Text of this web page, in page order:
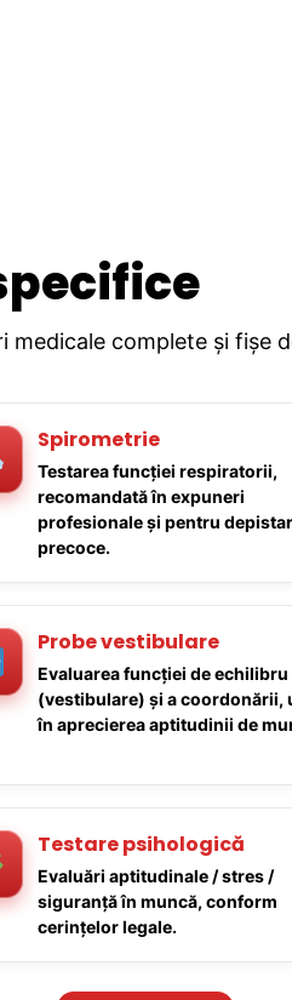
medicale complete și fișe
Spirometrie
Testarea funcției respiratorii,
recomandată în expuneri
profesionale și pentru
precoce.
Probe vestibulare
Evaluarea funcției de echilibru
(vestibulare) și a coordonării,
în aprecierea aptitudinii de
Testare psihologică
Evaluări aptitudinale / stres /
siguranță în muncă, conform
cerințelor legale.